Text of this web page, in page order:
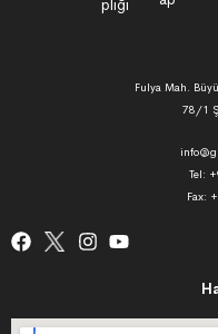
Fulya Mah.
78/1
Tel:
Fax: